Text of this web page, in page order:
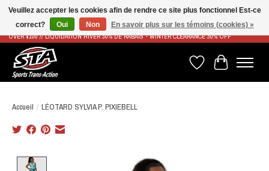
LIVRAISON RAPIDE ET GRATUITE À PARTIR DE 100$ - FAST & FREE SHIPPING ON ORDERS
OVER $100 // LIQUIDATION HIVER 30% DE RABAIS - WINTER CLEARANCE 30% OFF
Liste de souhaits
Panier
Accueil / LÉOTARD SYLVIA P. PIXIEBELL
Product image slideshow Items
Veuillez accepter les cookies afin de rendre ce site plus fonctionnel Est-ce
correct?
Oui Non En savoir plus sur les témoins (cookies) »